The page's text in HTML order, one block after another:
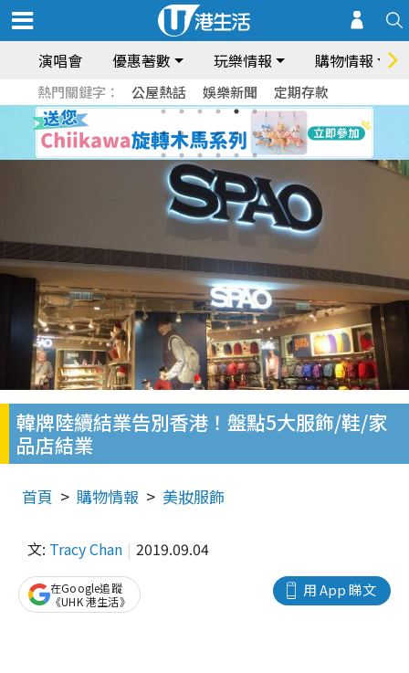
演唱會 優惠著數 玩樂情報 購物情報
熱門關鍵字： 公屋熱話 娛樂新聞 定期存款
韓牌陸續結業告別香港！盤點5大服飾/鞋/家
品店結業
首頁 購物情報 美妝服飾
文: Tracy Chan 2019.09.04
用 App 睇文
在Google追蹤
《UHK 港生活》